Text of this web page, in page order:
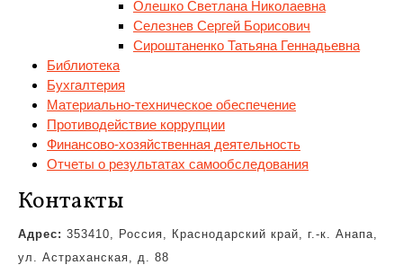
Олешко Светлана Николаевна
Селезнев Сергей Борисович
Сироштаненко Татьяна Геннадьевна
Библиотека
Бухгалтерия
Материально-техническое обеспечение
Противодействие коррупции
Финансово-хозяйственная деятельность
Отчеты о результатах самообследования
Контакты
Адрес: 353410, Россия, Краснодарский край, г.-к. Анапа,
ул. Астраханская, д. 88